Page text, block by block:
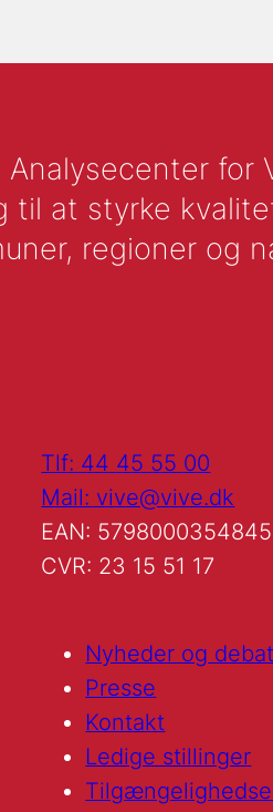
at styrke
regioner og
Tlf: 44 45 55 00
Mail: vive@vive.dk
EAN: 5798000354845
CVR: 23 15 51 17
Nyheder og debat
Presse
Kontakt
Ledige stillinger